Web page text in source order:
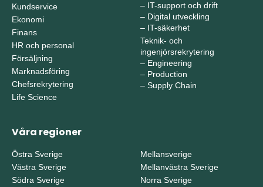
Kundservice
Ekonomi
Finans
HR och personal
Försäljning
Marknadsföring
Chefsrekrytering
Life Science
– IT-support och drift
– Digital utveckling
– IT-säkerhet
Teknik- och
ingenjörsrekrytering
– Engineering
– Production
– Supply Chain
Våra regioner
Östra Sverige
Västra Sverige
Södra Sverige
Mellansverige
Mellanvästra Sverige
Norra Sverige